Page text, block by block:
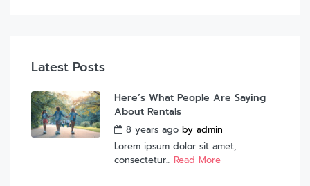
Latest Posts
Here’s What People Are Saying
About Rentals
8 years ago by admin
Lorem ipsum dolor sit amet,
consectetur... Read More